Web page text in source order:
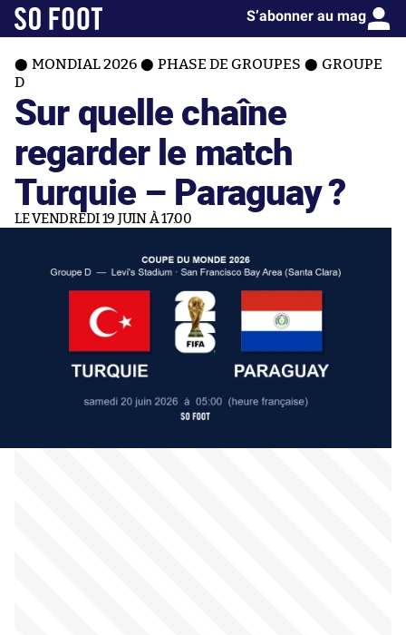
S’abonner au mag
MONDIAL 2026 PHASE DE GROUPES
GROUPE
D
Sur quelle chaîne
regarder le match
Turquie – Paraguay ?
LE VENDREDI 19 JUIN À 17:00